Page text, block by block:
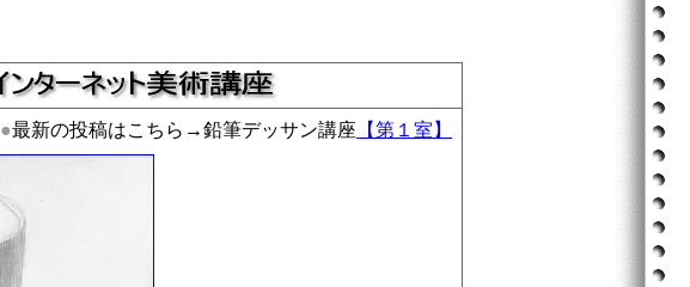
●最新の投稿はこちら→鉛筆デッサン講座 【第１室】